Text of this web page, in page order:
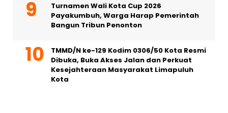
Turnamen Wali Kota Cup 2026
Payakumbuh, Warga Harap Pemerintah
Bangun Tribun Penonton
TMMD/N ke-129 Kodim 0306/50 Kota Resmi
Dibuka, Buka Akses Jalan dan Perkuat
Kesejahteraan Masyarakat Limapuluh
Kota